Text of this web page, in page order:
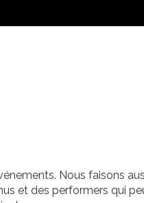
Nous faisons
et des performers qui